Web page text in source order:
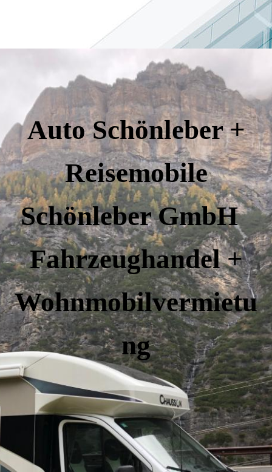
Auto Schönleber +
Reisemobile
Schönleber GmbH
Fahrzeughandel +
Wohnmobilvermietu
ng